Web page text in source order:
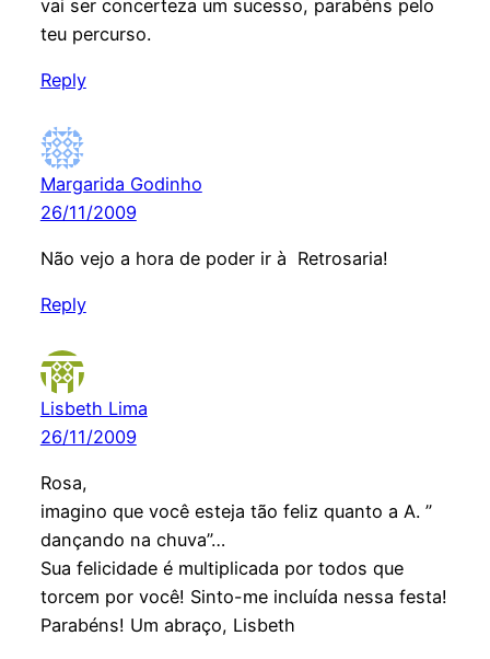
vai ser concerteza um sucesso, parabéns pelo
teu percurso.
Reply
Margarida Godinho
26/11/2009
Não vejo a hora de poder ir à Retrosaria!
Reply
Lisbeth Lima
26/11/2009
Rosa,
imagino que você esteja tão feliz quanto a A. ”
dançando na chuva”…
Sua felicidade é multiplicada por todos que
torcem por você! Sinto-me incluída nessa festa!
Parabéns! Um abraço, Lisbeth